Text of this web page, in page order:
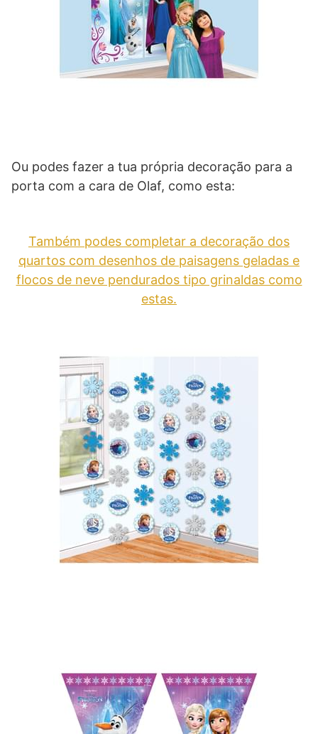
Ou podes fazer a tua própria decoração para a
porta com a cara de Olaf, como esta:
Também podes completar a decoração dos
quartos com desenhos de paisagens geladas e
flocos de neve pendurados tipo grinaldas como
estas.